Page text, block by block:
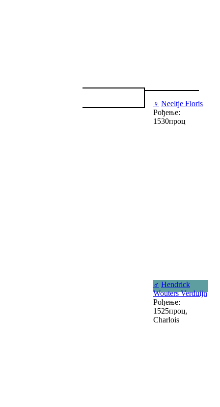
♀ Neeltje Floris
Рођење:
1530проц
♂ Hendrick
Wouters Verduijn
Рођење:
1525проц,
Charlois